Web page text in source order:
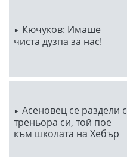
Кючуков: Имаше
чиста дузпа за нас!
Асеновец се раздели с
треньора си, той пое
към школата на Хебър